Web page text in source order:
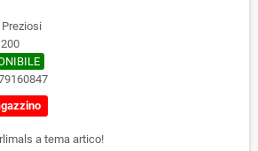
a tema artico!